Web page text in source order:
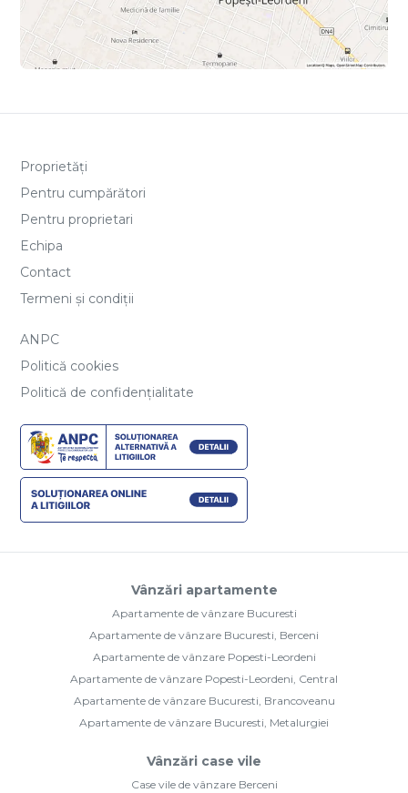
Proprietăți
Pentru cumpărători
Pentru proprietari
Echipa
Contact
Termeni și condiții
ANPC
Politică cookies
Politică de confidențialitate
Vânzări apartamente
Apartamente de vânzare Bucuresti
Apartamente de vânzare Bucuresti, Berceni
Apartamente de vânzare Popesti-Leordeni
Apartamente de vânzare Popesti-Leordeni, Central
Apartamente de vânzare Bucuresti, Brancoveanu
Apartamente de vânzare Bucuresti, Metalurgiei
Vânzări case vile
Case vile de vânzare Berceni